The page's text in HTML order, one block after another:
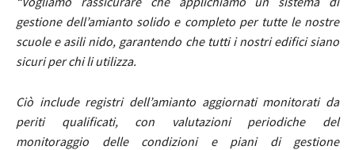
gestione dell’amianto solido e completo per tutte le nostre
scuole e asili nido, garantendo che tutti i nostri edifici siano
sicuri per chi li utilizza.
Ciò include registri dell’amianto aggiornati monitorati da
periti qualificati, con valutazioni periodiche del
monitoraggio delle condizioni e piani di gestione